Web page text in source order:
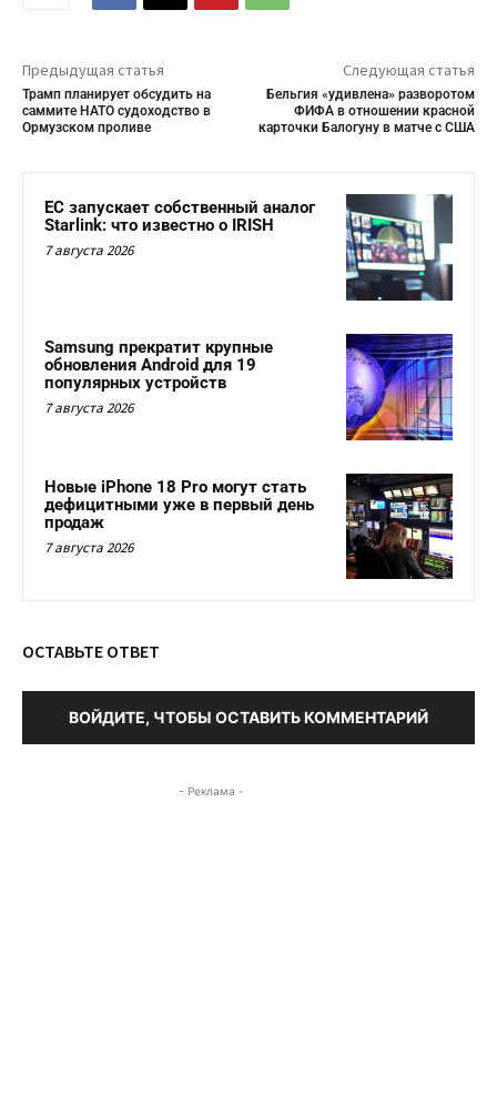
Предыдущая статья
Трамп планирует обсудить на
саммите НАТО судоходство в
Ормузском проливе
Следующая статья
Бельгия «удивлена» разворотом
ФИФА в отношении красной
карточки Балогуну в матче с США
ЕС запускает собственный аналог
Starlink: что известно о IRISH
7 августа 2026
Samsung прекратит крупные
обновления Android для 19
популярных устройств
7 августа 2026
Новые iPhone 18 Pro могут стать
дефицитными уже в первый день
продаж
7 августа 2026
ОСТАВЬТЕ ОТВЕТ
ВОЙДИТЕ, ЧТОБЫ ОСТАВИТЬ КОММЕНТАРИЙ
- Реклама -